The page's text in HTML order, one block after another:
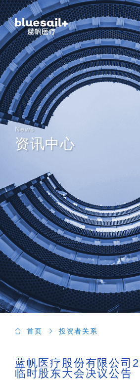
News
资讯中心
首页 投资者关系
蓝帆医疗股份有限公司
临时股东大会决议公告